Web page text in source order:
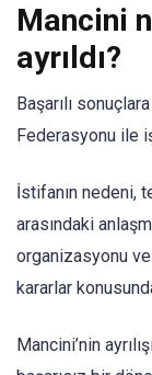
Mancini
ayrıldı?
Başarılı
Federasyonu ile
İstifanın nedeni,
arasındaki
organizasyonu
kararlar
Mancini’nin